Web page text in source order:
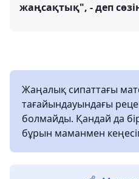
жаңсақтық", - деп
Жаңалық сипаттағы
тағайындауындағы
болмайды. Қандай да
бұрын маманмен